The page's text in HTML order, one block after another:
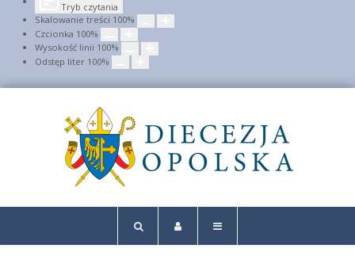
Tryb czytania
Skalowanie treści 100%
Czcionka 100%
Wysokość linii 100%
Odstęp liter 100%